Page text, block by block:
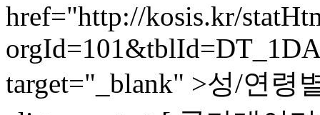
href="http://kosis.kr/
target="_blank" >성/연령